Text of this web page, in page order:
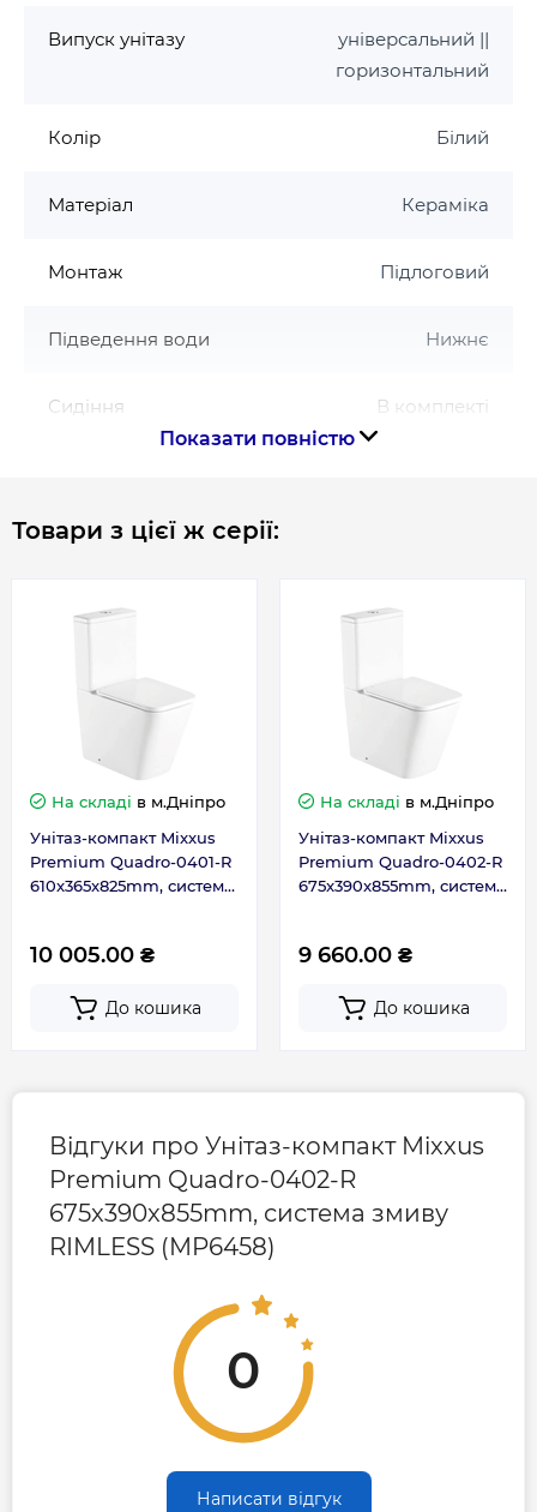
Випуск унітазу
універсальний ||
горизонтальний
Колір Білий
Матеріал Кераміка
Монтаж Підлоговий
Підведення води Нижнє
Сидіння В комплекті
Тип кераміки
Тип сидіння
дюропласт з плавним
Функція біде
Країна бренду Німеччина
Країна виготовлення Китай
Гарантія виробника, міс
центру
490-06-55
Показати повністю
Товари з цієї ж серії:
На складі в м.Дніпро
Унітаз-компакт Mixxus
Premium Quadro-0401-R
610x365x825mm, система
10 005.00 ₴
До кошика
На складі в м.Дніпро
Унітаз-компакт Mixxus
Premium Quadro-0402-R
675x390x855mm, система
9 660.00 ₴
До кошика
Відгуки про Унітаз-компакт Mixxus
Premium Quadro-0402-R
675x390x855mm, система змиву
RIMLESS (MP6458)
0
Написати відгук